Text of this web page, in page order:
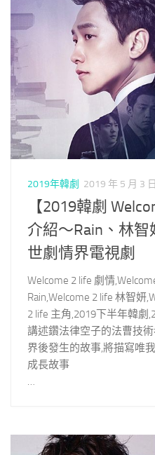
2019年韓劇 2019 年 5 月 3 日
【2019韓劇
介紹～Rain、林
世劇情界電視劇
Welcome 2 life 劇情
Rain,Welcome 2 life 林智妍
2 life 主角,2019下半年韓劇
講述鑽法律空子的法曹技
界後發生的故事,將描寫唯
成長故事
…